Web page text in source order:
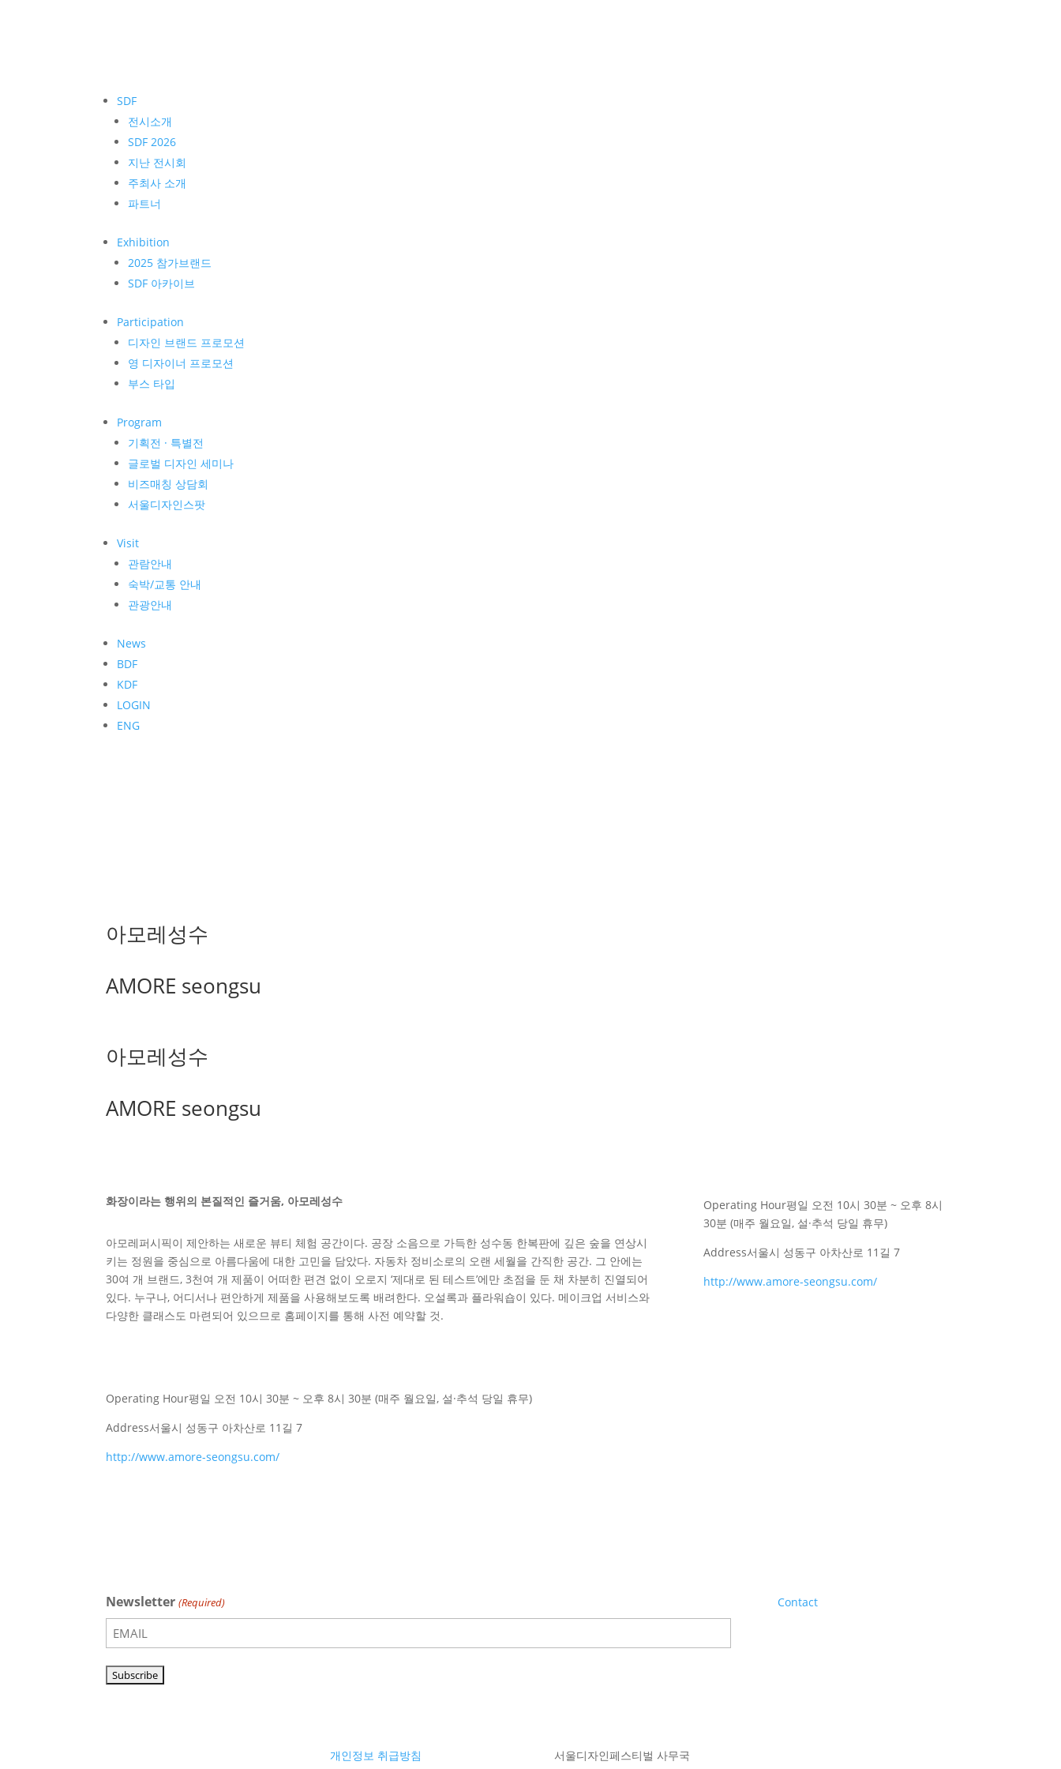
SDF
전시소개
SDF 2026
지난 전시회
주최사 소개
파트너
Exhibition
2025 참가브랜드
SDF 아카이브
Participation
디자인 브랜드 프로모션
영 디자이너 프로모션
부스 타입
Program
기획전 · 특별전
글로벌 디자인 세미나
비즈매칭 상담회
서울디자인스팟
Visit
관람안내
숙박/교통 안내
관광안내
News
BDF
KDF
LOGIN
ENG
아모레성수
AMORE seongsu
아모레성수
AMORE seongsu
화장이라는 행위의 본질적인 즐거움, 아모레성수
아모레퍼시픽이 제안하는 새로운 뷰티 체험 공간이다. 공장 소음으로 가득한 성수동 한복판에 깊은 숲을 연상시
키는 정원을 중심으로 아름다움에 대한 고민을 담았다. 자동차 정비소로의 오랜 세월을 간직한 공간. 그 안에는
30여 개 브랜드, 3천여 개 제품이 어떠한 편견 없이 오로지 ‘제대로 된 테스트’에만 초점을 둔 채 차분히 진열되어
있다. 누구나, 어디서나 편안하게 제품을 사용해보도록 배려한다. 오설록과 플라워숍이 있다. 메이크업 서비스와
다양한 클래스도 마련되어 있으므로 홈페이지를 통해 사전 예약할 것.
Operating Hour평일 오전 10시 30분 ~ 오후 8시 30분 (매주 월요일, 설·추석 당일 휴무)
Address서울시 성동구 아차산로 11길 7
http://www.amore-seongsu.com/
Operating Hour평일 오전 10시 30분 ~ 오후 8시
30분 (매주 월요일, 설·추석 당일 휴무)
Address서울시 성동구 아차산로 11길 7
http://www.amore-seongsu.com/
Newsletter (Required) Contact
개인정보 취급방침
서울디자인페스티벌 사무국